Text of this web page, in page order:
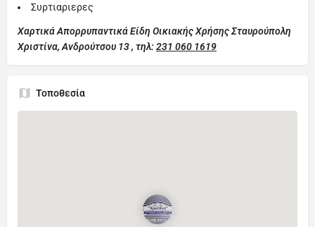
Συρτιαριερες
Χαρτικά Απορρυπαντικά Είδη Οικιακής Χρήσης Σταυρούπολη
Χριστίνα, Ανδρούτσου 13 , τηλ:231 060 1619
Τοποθεσία